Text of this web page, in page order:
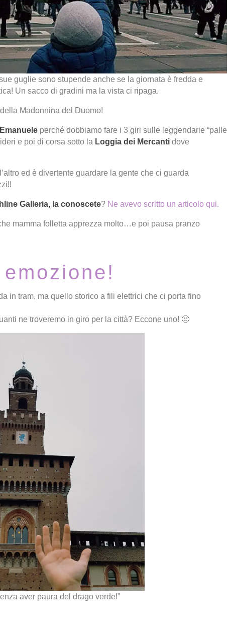
guglie sono stupende anche se la giornata è fredda e
Un sacco di gradini ma la vista ci ripaga.
Madonnina del Duomo!
perché dobbiamo fare i 3 giri sulle leggendarie “palle
e poi di corsa sotto la Loggia dei Mercanti dove
ed è divertente guardare la gente che ci guarda
Galleria, la conoscete? Ne avevo scritto un articolo qui.
mamma folletta apprezza molto…e poi pausa pranzo
in tram, ma quello storico a fili elettrici che ci porta fino
ne troveremo in giro per la città? Eccone uno! 🙂
aver paura del drago verde!”